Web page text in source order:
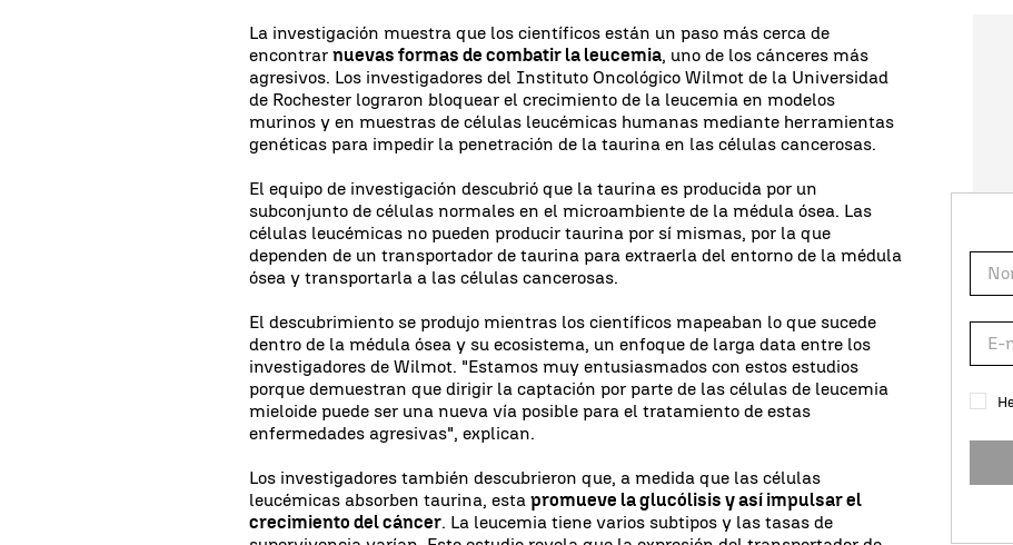
La investigación muestra que los científicos están un paso más cerca de
encontrarnuevas formas de combatir la leucemia, uno de los cánceres más
agresivos. Los investigadores del Instituto Oncológico Wilmot de la Universidad
de Rochester lograron bloquear el crecimiento de la leucemia en modelos
murinos y en muestras de células leucémicas humanas mediante herramientas
genéticas para impedir la penetración de la taurina en las células cancerosas.
El equipo de investigación descubrió que la taurina es producida por un
subconjunto de células normales en el microambiente de la médula ósea. Las
células leucémicas no pueden producir taurina por sí mismas, por la que
dependen de un transportador de taurina para extraerla del entorno de la médula
ósea y transportarla a las células cancerosas.
El descubrimiento se produjo mientras los científicos mapeaban lo que sucede
dentro de la médula ósea y su ecosistema, un enfoque de larga data entre los
investigadores de Wilmot. "Estamos muy entusiasmados con estos estudios
porque demuestran que dirigir la captación por parte de las células de leucemia
mieloide puede ser una nueva vía posible para el tratamiento de estas
enfermedades agresivas", explican.
Los investigadores también descubrieron que, a medida que las células
leucémicas absorben taurina, estapromueve la glucólisis y así impulsar el
crecimiento del cáncer. La leucemia tiene varios subtipos y las tasas de